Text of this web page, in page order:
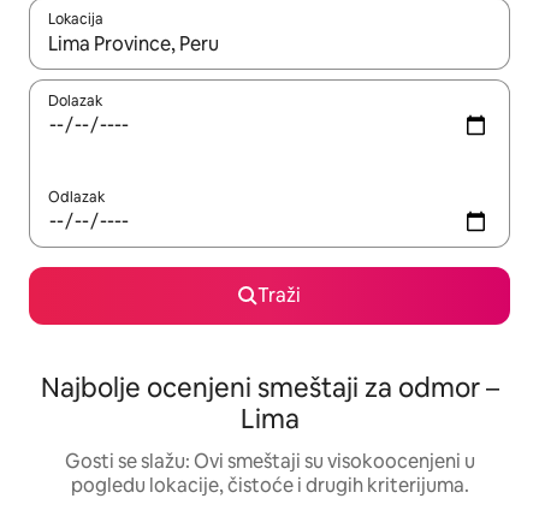
Lokacija
Kad su rezultati dostupni, možete da se krećete kroz njih
Dolazak
Odlazak
Traži
Najbolje ocenjeni smeštaji za odmor –
Lima
Gosti se slažu: Ovi smeštaji su visokoocenjeni u
pogledu lokacije, čistoće i drugih kriterijuma.